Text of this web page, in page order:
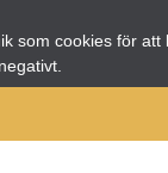
som cookies för